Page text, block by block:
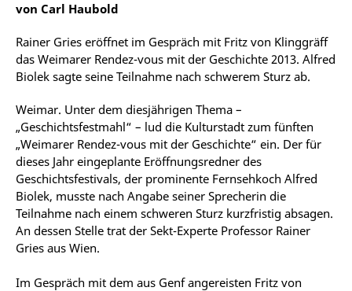
von Carl Haubold
Rainer Gries eröffnet im Gespräch mit Fritz von Klinggräff
das Weimarer Rendez-vous mit der Geschichte 2013. Alfred
Biolek sagte seine Teilnahme nach schwerem Sturz ab.
Weimar. Unter dem diesjährigen Thema –
„Geschichtsfestmahl“ – lud die Kulturstadt zum fünften
„Weimarer Rendez-vous mit der Geschichte“ ein. Der für
dieses Jahr eingeplante Eröffnungsredner des
Geschichtsfestivals, der prominente Fernsehkoch Alfred
Biolek, musste nach Angabe seiner Sprecherin die
Teilnahme nach einem schweren Sturz kurzfristig absagen.
An dessen Stelle trat der Sekt-Experte Professor Rainer
Gries aus Wien.
Im Gespräch mit dem aus Genf angereisten Fritz von